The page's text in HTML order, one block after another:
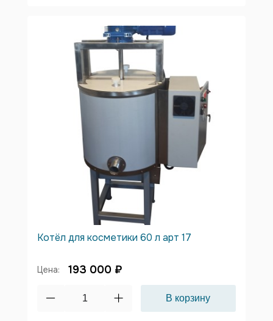
Котёл для косметики 60 л арт 17
Цена: 193 000 ₽